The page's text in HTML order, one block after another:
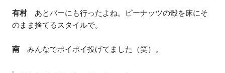
有村あとバーにも行ったよね。ピーナッツの殻を床にそ
のまま捨てるスタイルで。
南 みんなでポイポイ投げてました（笑）。